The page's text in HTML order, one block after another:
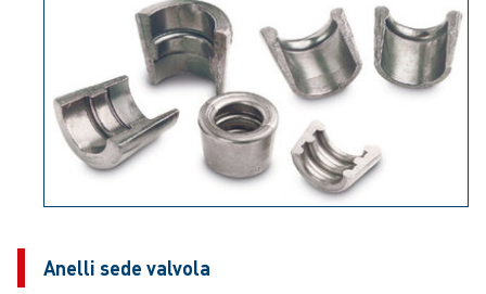
Anelli sede valvola